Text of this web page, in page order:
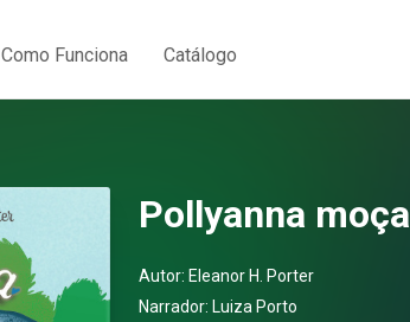
Como Funciona Catálogo
Pollyanna moça
Autor: Eleanor H. Porter
Narrador: Luiza Porto